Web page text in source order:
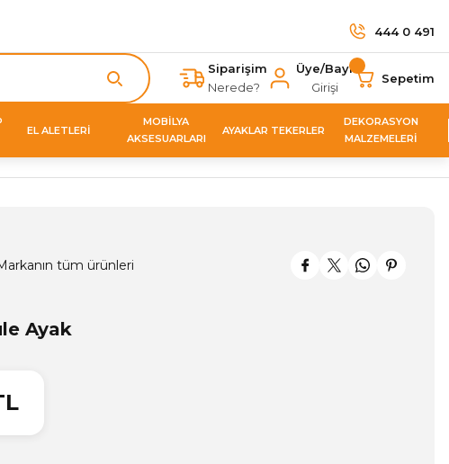
444 0 491
Siparişim
Nerede?
Üye/Bayi
Girişi
Sepetim
EL ALETLERİ
MOBİLYA
AKSESUARLARI
AYAKLAR TEKERLER
DEKORASYON
MALZEMELERİ
tüm ürünleri
Ayak